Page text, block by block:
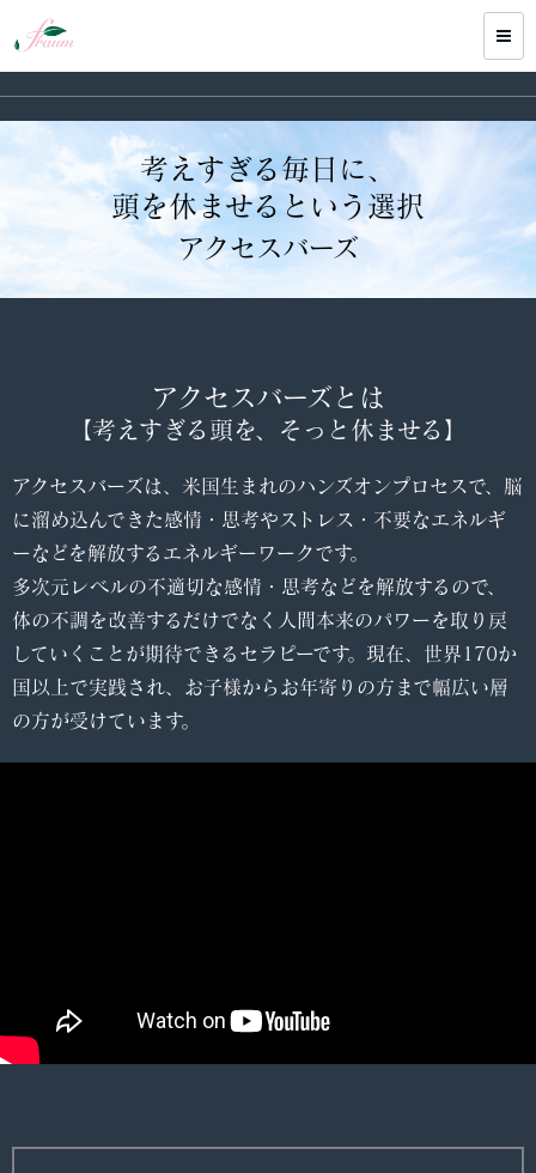
考えすぎる毎日に、
頭を休ませるという選択
アクセスバーズ
アクセスバーズとは
【考えすぎる頭を、そっと休ませる】
アクセスバーズは、米国生まれのハンズオンプロセスで、脳
に溜め込んできた感情・思考やストレス・不要なエネルギ
ーなどを解放するエネルギーワークです。
多次元レベルの不適切な感情・思考などを解放するので、
体の不調を改善するだけでなく人間本来のパワーを取り戻
していくことが期待できるセラピーです。現在、世界170か
国以上で実践され、お子様からお年寄りの方まで幅広い層
の方が受けています。